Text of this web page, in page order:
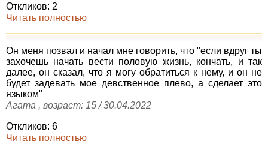
Откликов: 2
Читать полностью
Он меня позвал и начал мне говорить, что "если вдруг ты
захочешь начать вести половую жизнь, кончать, и так
далее, он сказал, что я могу обратиться к нему, и он не
будет задевать мое девственное плево, а сделает это
языком"
Агата , возраст: 15 / 30.04.2022
Откликов: 6
Читать полностью